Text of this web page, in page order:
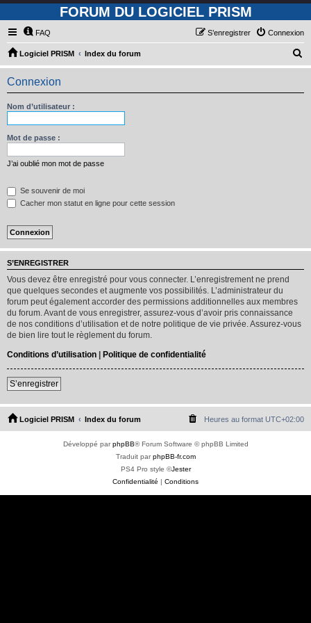
FORUM DU LOGICIEL PRISM
FAQ Connexion
S’enregistrer
Logiciel PRISM Index du forum
e
Connexion
Nom d’utilisateur :
Mot de passe :
J’ai oublié mon mot de passe
Se souvenir de moi
Cacher mon statut en ligne pour cette session
S’ENREGISTRER
Vous devez être enregistré pour vous connecter. L’enregistrement ne prend
que quelques secondes et augmente vos possibilités. L’administrateur du
forum peut également accorder des permissions additionnelles aux membres
du forum. Avant de vous enregistrer, assurez-vous d’avoir pris connaissance
de nos conditions d’utilisation et de notre politique de vie privée. Assurez-vous
de bien lire tout le règlement du forum.
Conditions d’utilisation | Politique de confidentialité
S’enregistrer
Logiciel PRISM Index du forum Heures au format UTC+02:00
Développé parphpBB® Forum Software © phpBB Limited
Traduit parphpBB-fr.com
PS4 Pro style ©Jester
Confidentialité | Conditions